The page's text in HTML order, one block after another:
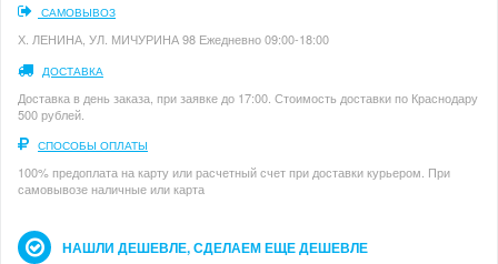
САМОВЫВОЗ
Х. ЛЕНИНА, УЛ. МИЧУРИНА 98 Ежедневно 09:00-18:00
ДОСТАВКА
Доставка в день заказа, при заявке до 17:00. Стоимость доставки по Краснодару
500 рублей.
СПОСОБЫ ОПЛАТЫ
100% предоплата на карту или расчетный счет при доставки курьером. При
самовывозе наличные или карта
НАШЛИ ДЕШЕВЛЕ, СДЕЛАЕМ ЕЩЕ ДЕШЕВЛЕ